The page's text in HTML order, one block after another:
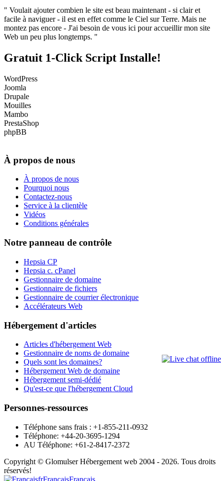
" Voulait ajouter combien le site est beau maintenant - si clair et
facile à naviguer - il est en effet comme le Ciel sur Terre. Mais ne
montez pas encore - J'ai besoin de vous ici pour accueillir mon site
Web un peu plus longtemps. "
Gratuit 1-Click Script Installe!
WordPress
Joomla
Drupale
Mouilles
Mambo
PrestaShop
phpBB
À propos de nous
À propos de nous
Pourquoi nous
Contactez-nous
Service à la clientèle
Vidéos
Conditions générales
Notre panneau de contrôle
Hepsia CP
Hepsia c. cPanel
Gestionnaire de domaine
Gestionnaire de fichiers
Gestionnaire de courrier électronique
Accélérateurs Web
Hébergement d'articles
Articles d'hébergement Web
Gestionnaire de noms de domaine
Quels sont les domaines?
Hébergement Web de domaine
Hébergement semi-dédié
Qu'est-ce que l'hébergement Cloud
Personnes-ressources
Téléphone sans frais : +1-855-211-0932
Téléphone: +44-20-3695-1294
AU Téléphone: +61-2-8417-2372
Copyright © Glomulser Hébergement web 2004 - 2026. Tous droits
réservés!
frFrançaisFrançais